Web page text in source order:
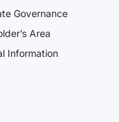
Governance
Area
Information